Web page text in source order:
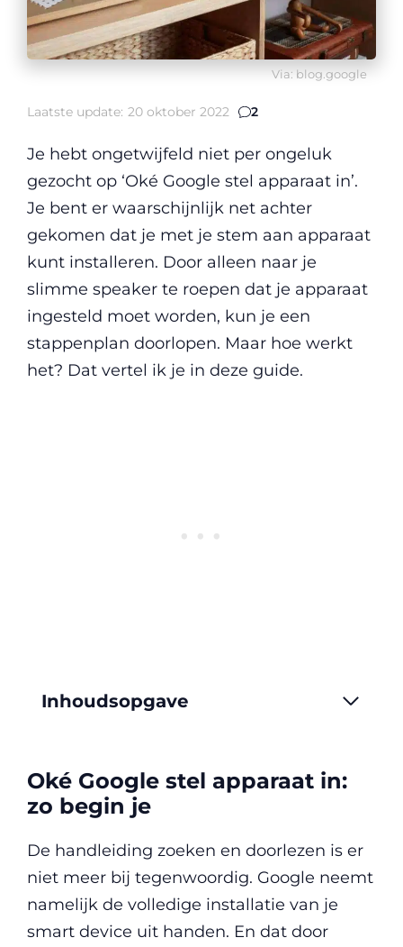
Via: blog.google
Laatste update: 20 oktober 2022 2
Je hebt ongetwijfeld niet per ongeluk
gezocht op ‘Oké Google stel apparaat in’.
Je bent er waarschijnlijk net achter
gekomen dat je met je stem aan apparaat
kunt installeren. Door alleen naar je
slimme speaker te roepen dat je apparaat
ingesteld moet worden, kun je een
stappenplan doorlopen. Maar hoe werkt
het? Dat vertel ik je in deze guide.
Inhoudsopgave
Oké Google stel apparaat in:
zo begin je
De handleiding zoeken en doorlezen is er
niet meer bij tegenwoordig. Google neemt
namelijk de volledige installatie van je
smart device uit handen. En dat door